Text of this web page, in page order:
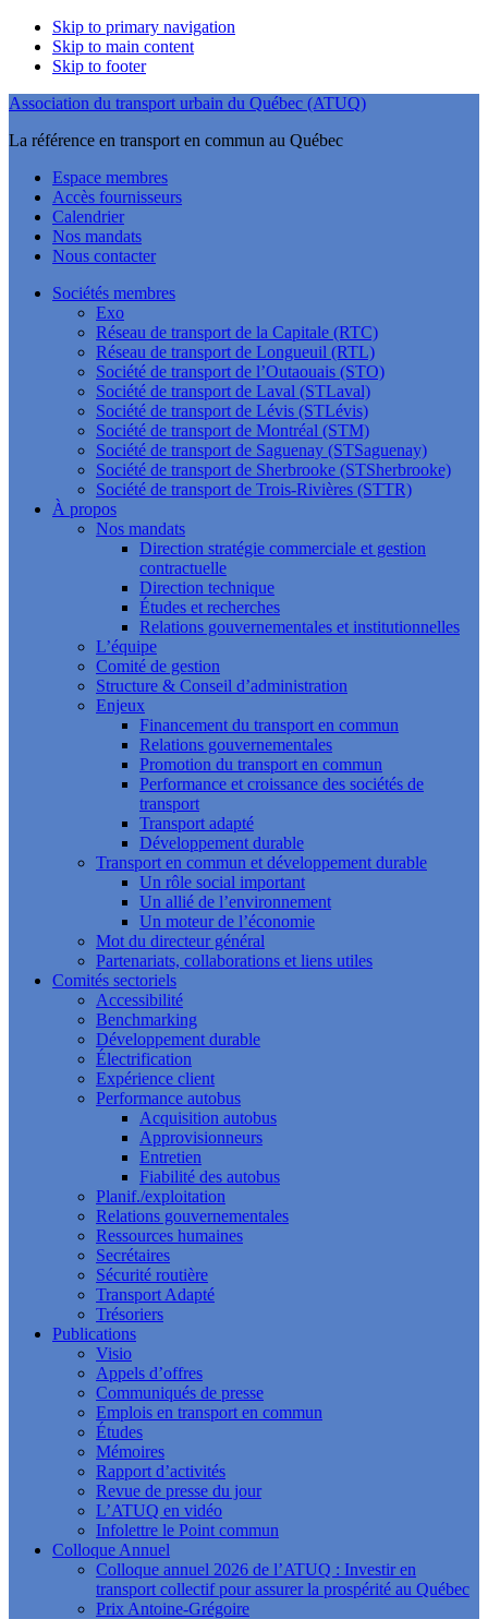
Skip to primary navigation
Skip to main content
Skip to footer
Association du transport urbain du Québec (ATUQ)
La référence en transport en commun au Québec
Espace membres
Accès fournisseurs
Calendrier
Nos mandats
Nous contacter
Sociétés membres
Exo
Réseau de transport de la Capitale (RTC)
Réseau de transport de Longueuil (RTL)
Société de transport de l’Outaouais (STO)
Société de transport de Laval (STLaval)
Société de transport de Lévis (STLévis)
Société de transport de Montréal (STM)
Société de transport de Saguenay (STSaguenay)
Société de transport de Sherbrooke (STSherbrooke)
Société de transport de Trois-Rivières (STTR)
À propos
Nos mandats
Direction stratégie commerciale et gestion
contractuelle
Direction technique
Études et recherches
Relations gouvernementales et institutionnelles
L’équipe
Comité de gestion
Structure & Conseil d’administration
Enjeux
Financement du transport en commun
Relations gouvernementales
Promotion du transport en commun
Performance et croissance des sociétés de
transport
Transport adapté
Développement durable
Transport en commun et développement durable
Un rôle social important
Un allié de l’environnement
Un moteur de l’économie
Mot du directeur général
Partenariats, collaborations et liens utiles
Comités sectoriels
Accessibilité
Benchmarking
Développement durable
Électrification
Expérience client
Performance autobus
Acquisition autobus
Approvisionneurs
Entretien
Fiabilité des autobus
Planif./exploitation
Relations gouvernementales
Ressources humaines
Secrétaires
Sécurité routière
Transport Adapté
Trésoriers
Publications
Visio
Appels d’offres
Communiqués de presse
Emplois en transport en commun
Études
Mémoires
Rapport d’activités
Revue de presse du jour
L’ATUQ en vidéo
Infolettre le Point commun
Colloque Annuel
Colloque annuel 2026 de l’ATUQ : Investir en
transport collectif pour assurer la prospérité au Québec
Prix Antoine-Grégoire